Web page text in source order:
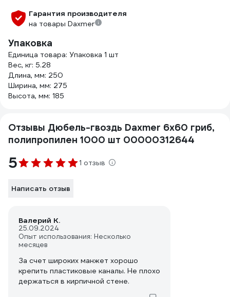
Гарантия производителя
на товары Daxmer
Упаковка
Единица товара: Упаковка 1 шт
Вес, кг: 5.28
Длина, мм: 250
Ширина, мм: 275
Высота, мм: 185
Отзывы Дюбель-гвоздь Daxmer 6x60 гриб,
полипропилен 1000 шт 00000312644
5 1 отзыв
Написать отзыв
Валерий К.
25.09.2024
Опыт использования: Несколько
месяцев
За счет широких манжет хорошо
крепить пластиковые каналы. Не плохо
держаться в кирпичной стене.